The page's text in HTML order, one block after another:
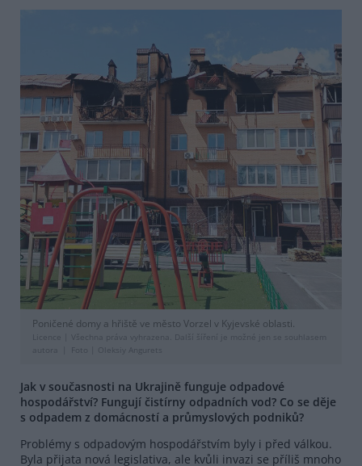
Poničené domy a hřiště ve město Vorzel v Kyjevské oblasti.
Licence |
Všechna práva vyhrazena. Další šíření je možné jen se souhlasem
autora
Foto | Oleksiy Angurets
Jak v současnosti na Ukrajině funguje odpadové
hospodářství? Fungují čistírny odpadních vod? Co se děje
s odpadem z domácností a průmyslových podniků?
Problémy s odpadovým hospodářstvím byly i před válkou.
Byla přijata nová legislativa, ale kvůli invazi se příliš mnoho